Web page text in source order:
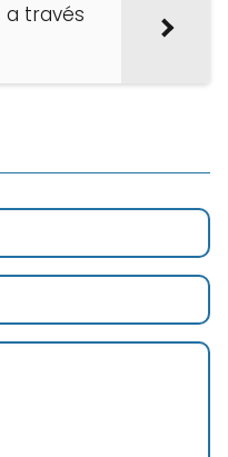
a través